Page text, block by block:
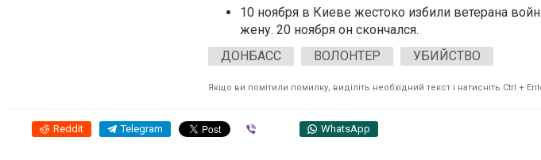
10 ноября в Киеве жестоко избили ветерана
жену. 20 ноября он скончался.
ДОНБАСС
ВОЛОНТЕР УБИЙСТВО
Якщо ви помітили помилку, виділіть необхідний текст і натисніть Ctrl +
Reddit Telegram WhatsApp